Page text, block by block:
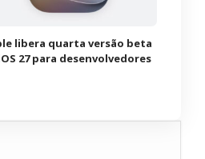
libera quarta versão beta
27 para desenvolvedores